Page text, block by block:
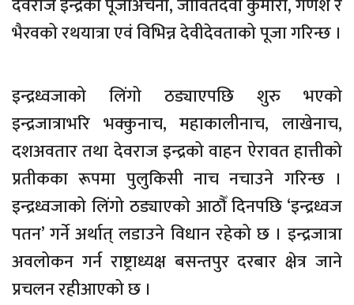
भैरवको रथयात्रा एवं विभिन्न देवीदेवताको पूजा गरिन्छ ।
इन्द्रध्वजाको लिंगो ठड्याएपछि शुरु भएको
इन्द्रजात्राभरि भक्कुनाच, महाकालीनाच, लाखेनाच,
दशअवतार तथा देवराज इन्द्रको वाहन ऐरावत हात्तीको
प्रतीकका रूपमा पुलुकिसी नाच नचाउने गरिन्छ ।
इन्द्रध्वजाको लिंगो ठड्याएको आठौँ दिनपछि ‘इन्द्रध्वज
पतन’ गर्ने अर्थात् लडाउने विधान रहेको छ । इन्द्रजात्रा
अवलोकन गर्न राष्ट्राध्यक्ष बसन्तपुर दरबार क्षेत्र जाने
प्रचलन रहीआएको छ ।